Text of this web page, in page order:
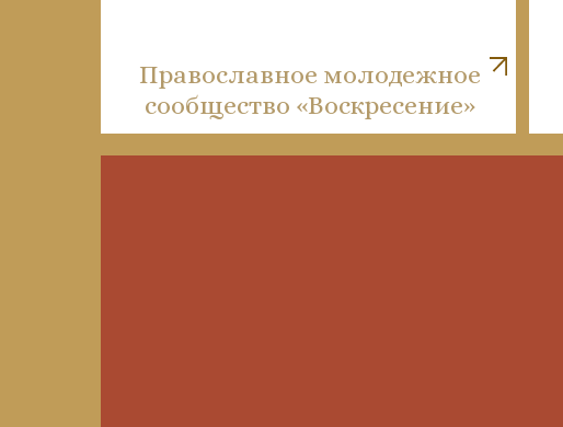
Православное молодежное
сообщество «Воскресение»